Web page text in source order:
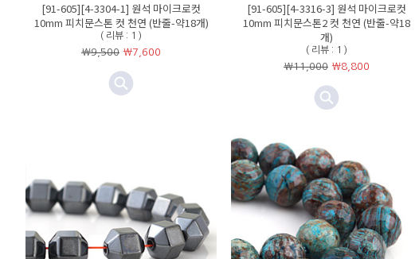
[91-605][4-3304-1] 원석 마이크로컷
10mm 피치문스톤 컷 천연 (반줄-약18개)
( 리뷰 : 1 )
￦9,500 ￦7,600
[91-605][4-3316-3] 원석 마이크로컷
10mm 피치문스톤2 컷 천연 (반줄-약18
개)
( 리뷰 : 1 )
￦11,000 ￦8,800